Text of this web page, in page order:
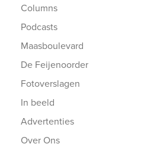
Columns
Podcasts
Maasboulevard
De Feijenoorder
Fotoverslagen
In beeld
Advertenties
Over Ons